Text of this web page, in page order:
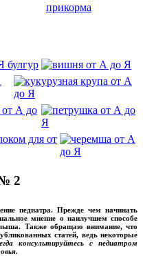
№ 2
педиатра. Прежде чем начинать
мнение о наилучшем способе
Также обращаю внимание, что
статей, ведь некоторые
консультируйтесь с педиатром